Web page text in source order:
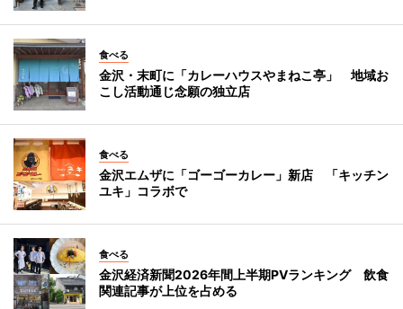
食べる
金沢・末町に「カレーハウスやまねこ亭」 地域お
こし活動通じ念願の独立店
食べる
金沢エムザに「ゴーゴーカレー」新店 「キッチン
ユキ」コラボで
食べる
金沢経済新聞2026年間上半期PVランキング 飲食
関連記事が上位を占める